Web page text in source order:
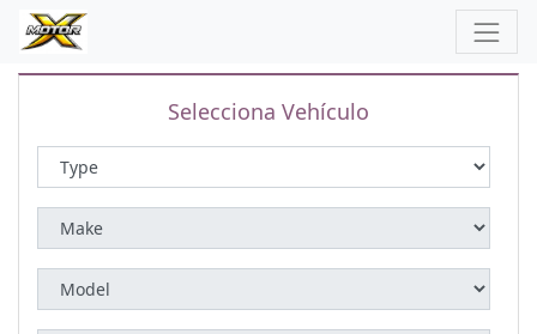
Selecciona Vehículo